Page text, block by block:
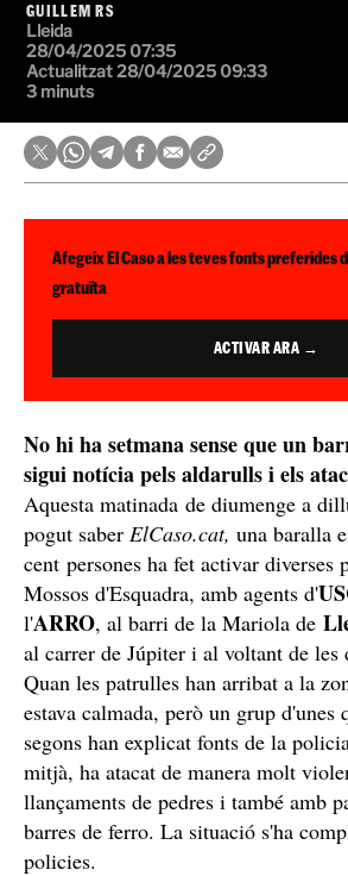
GUILLEM RS
Lleida
28/04/2025 07:35
Actualitzat 28/04/2025 09:33
3 minuts
Afegeix El Caso a les teves fonts preferides
gratuïta
ACTIVAR ARA →
No hi ha setmana sense que un
sigui notícia pels aldarulls i els
Aquesta matinada de diumenge a
pogut saber ElCaso.cat, una baralla
cent persones ha fet activar diverses
Mossos d'Esquadra, amb agents d'
l'ARRO, al barri de la Mariola de
al carrer de Júpiter i al voltant de les
Quan les patrulles han arribat a la
estava calmada, però un grup d'unes
segons han explicat fonts de la
mitjà, ha atacat de manera molt
llançaments de pedres i també amb
barres de ferro. La situació s'ha
policies.